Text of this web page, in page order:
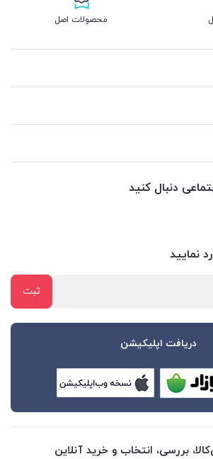
محصولات اصل
دنبال کنید
نمایید
دریافت اپلیکیشن
بررسی، انتخاب و خرید آنلاین